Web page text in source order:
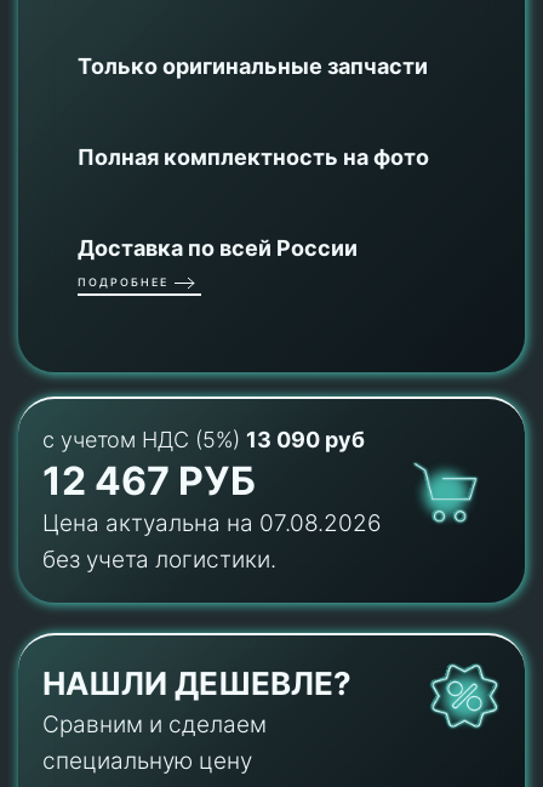
Только оригинальные запчасти
Полная комплектность на фото
Доставка по всей России
ПОДРОБНЕЕ
с учетом НДС (5%) 13 090 руб
12 467 РУБ
Цена актуальна на 07.08.2026
без учета логистики.
НАШЛИ ДЕШЕВЛЕ?
Сравним и сделаем
специальную цену